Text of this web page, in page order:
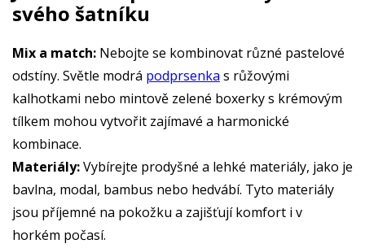
svého šatníku
Mix a match: Nebojte se kombinovat různé pastelové
odstíny. Světle modrá podprsenka s růžovými
kalhotkami nebo mintově zelené boxerky s krémovým
tílkem mohou vytvořit zajímavé a harmonické
kombinace.
Materiály:Vybírejte prodyšné a lehké materiály, jako je
bavlna, modal, bambus nebo hedvábí. Tyto materiály
jsou příjemné na pokožku a zajišťují komfort i v
horkém počasí.